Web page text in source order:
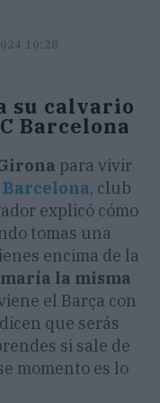
10:28
su calvario
Barcelona
para vivir
Barcelona, club
explicó cómo
tomas una
encima de la
la misma
el Barça con
que serás
si sale de
momento es lo